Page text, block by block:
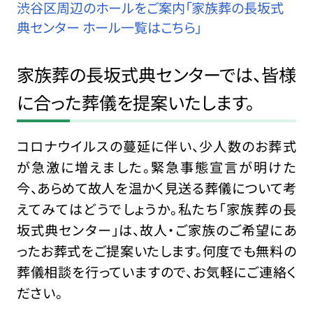
渋谷区周辺のホールをご案内「家族葬の長坂式
典センター ホール一覧はこちら」
家族葬の長坂式典センターでは、皆様
に合った葬儀を提案いたします。
コロナウイルスの蔓延に伴い、少人数のお葬式
が急激に増えました。緊急事態宣言が明けた
今、あらめて故人を温かく見送る葬儀について考
えてみてはどうでしょうか。私たち「家族葬の長
坂式典センター」は、故人・ご家族のご希望にあ
ったお葬式をご提案いたします。何度でも無料の
葬儀相談を行っていますので、お気軽にご連絡く
ださい。